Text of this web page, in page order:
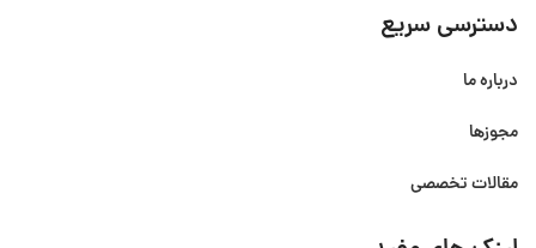
دسترسی سریع
درباره ما
مجوزها
مقالات تخصصی